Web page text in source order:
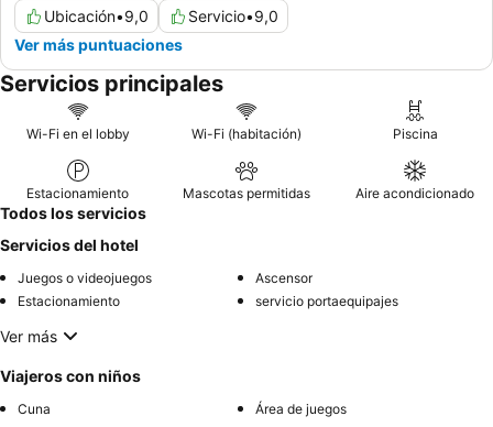
Ubicación•9,0 Servicio•9,0
Ver más puntuaciones
Servicios principales
Wi-Fi en el lobby Wi-Fi (habitación) Piscina
Estacionamiento Mascotas permitidas Aire acondicionado
Todos los servicios
Servicios del hotel
Juegos o videojuegos
Ascensor
Estacionamiento
servicio portaequipajes
Ver más
Viajeros con niños
Cuna Área de juegos